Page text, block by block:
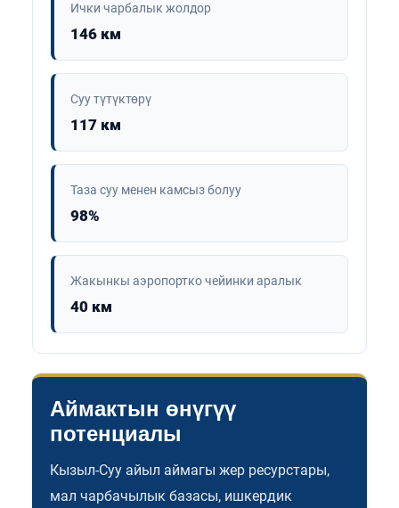
Ички чарбалык жолдор
146 км
Суу түтүктөрү
117 км
Таза суу менен камсыз болуу
98%
Жакынкы аэропортко чейинки аралык
40 км
Аймактын өнүгүү
потенциалы
Кызыл-Суу айыл аймагы жер ресурстары,
мал чарбачылык базасы, ишкердик